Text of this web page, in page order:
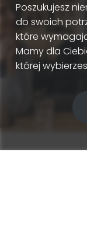
Poszukujesz
do swoich
które
Mamy dla
której